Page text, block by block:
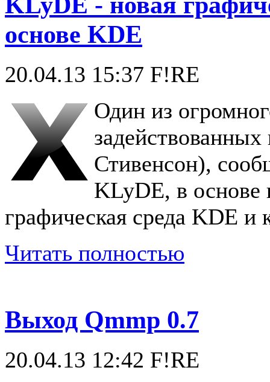
основе KDE
20.04.13 15:37 F!RE
Один из
Стивенсон),
KLyDE, в основе
графическая среда KDE и
Читать полностью
Выход Qmmp 0.7
20.04.13 12:42 F!RE